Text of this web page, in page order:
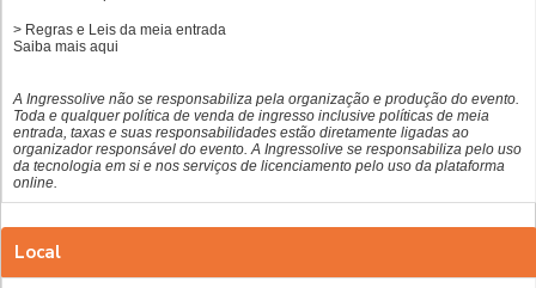
> Regras e Leis da meia entrada
Saiba mais aqui
A Ingressolive não se responsabiliza pela organização e produção do evento.
Toda e qualquer política de venda de ingresso inclusive políticas de meia
entrada, taxas e suas responsabilidades estão diretamente ligadas ao
organizador responsável do evento. A Ingressolive se responsabiliza pelo uso
da tecnologia em si e nos serviços de licenciamento pelo uso da plataforma
online.
Local